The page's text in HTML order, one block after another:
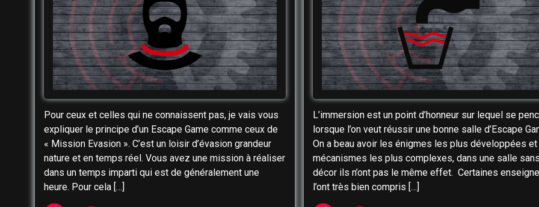
Pour ceux et celles qui ne connaissent pas, je vais vous
expliquer le principe d’un Escape Game comme ceux de
« Mission Evasion ». C’est un loisir d’évasion grandeur
nature et en temps réel. Vous avez une mission à réaliser
dans un temps imparti qui est de généralement une
heure. Pour cela […]
L’immersion est un point d’honneur sur lequel se
lorsque l’on veut réussir une bonne salle d’Escape
On a beau avoir les énigmes les plus développées
mécanismes les plus complexes, dans une salle
décor ils n’ont pas le même effet. Certaines
l’ont très bien compris […]